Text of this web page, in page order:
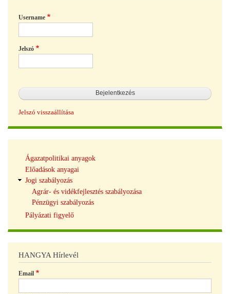
Username
Jelszó
Jelszó visszaállítása
navigáció
Ágazatpolitikai anyagok
Előadások anyagai
Jogi szabályozás
Agrár- és vidékfejlesztés szabályozása
Pénzügyi szabályozás
Pályázati figyelő
HANGYA Hírlevél
Email